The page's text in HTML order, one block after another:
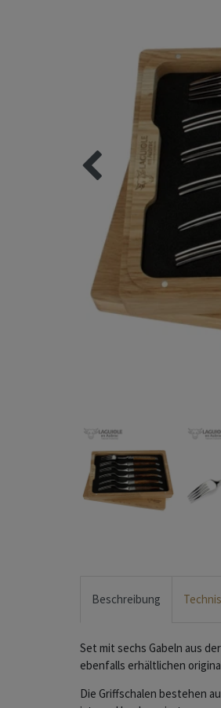
Beschreibung
Set mit sechs Gabeln aus
ebenfalls erhältlichen
Die Griffschalen bestehen